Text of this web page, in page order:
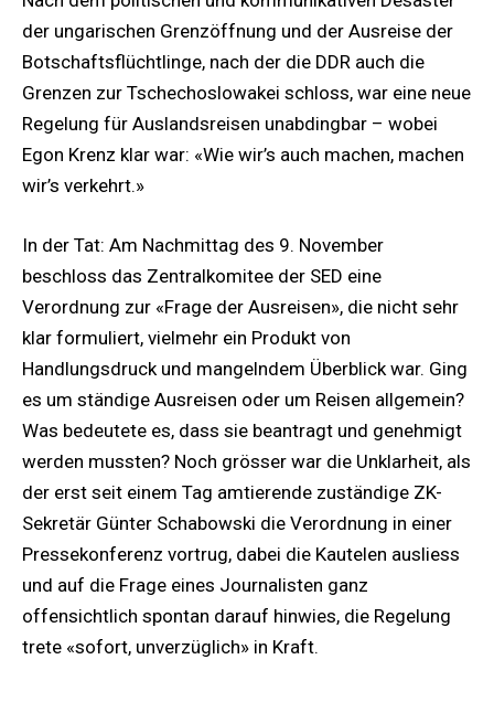
der ungarischen Grenzöffnung und der Ausreise der
Botschaftsflüchtlinge, nach der die DDR auch die
Grenzen zur Tschechoslowakei schloss, war eine neue
Regelung für Auslandsreisen unabdingbar – wobei
Egon Krenz klar war: «Wie wir’s auch machen, machen
wir’s verkehrt.»
In der Tat: Am Nachmittag des 9. November
beschloss das Zentralkomitee der SED eine
Verordnung zur «Frage der Ausreisen», die nicht sehr
klar formuliert, vielmehr ein Produkt von
Handlungsdruck und mangelndem Überblick war. Ging
es um ständige Ausreisen oder um Reisen allgemein?
Was bedeutete es, dass sie beantragt und genehmigt
werden mussten? Noch grösser war die Unklarheit, als
der erst seit einem Tag amtierende zuständige ZK-
Sekretär Günter Schabowski die Verordnung in einer
Pressekonferenz vortrug, dabei die Kautelen ausliess
und auf die Frage eines Journalisten ganz
offensichtlich spontan darauf hinwies, die Regelung
trete «sofort, unverzüglich» in Kraft.